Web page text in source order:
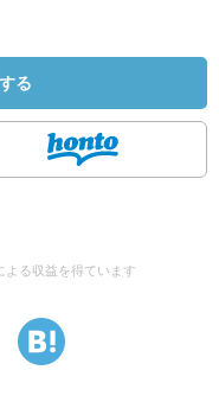
る
よる収益を得ています